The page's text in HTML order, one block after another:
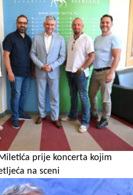
prije koncerta kojim
na sceni